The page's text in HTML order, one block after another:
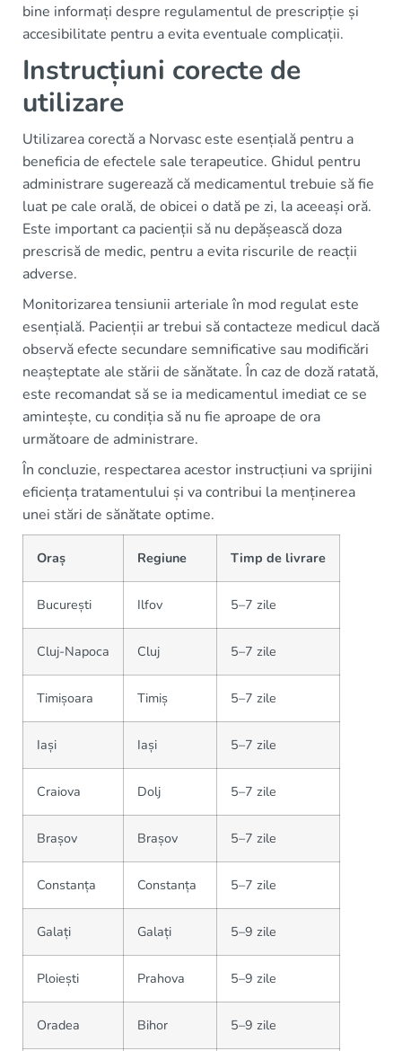
bine informați despre regulamentul de prescripție și
accesibilitate pentru a evita eventuale complicații.
Instrucțiuni corecte de
utilizare
Utilizarea corectă a Norvasc este esențială pentru a
beneficia de efectele sale terapeutice. Ghidul pentru
administrare sugerează că medicamentul trebuie să fie
luat pe cale orală, de obicei o dată pe zi, la aceeași oră.
Este important ca pacienții să nu depășească doza
prescrisă de medic, pentru a evita riscurile de reacții
adverse.
Monitorizarea tensiunii arteriale în mod regulat este
esențială. Pacienții ar trebui să contacteze medicul dacă
observă efecte secundare semnificative sau modificări
neașteptate ale stării de sănătate. În caz de doză ratată,
este recomandat să se ia medicamentul imediat ce se
amintește, cu condiția să nu fie aproape de ora
următoare de administrare.
În concluzie, respectarea acestor instrucțiuni va sprijini
eficiența tratamentului și va contribui la menținerea
unei stări de sănătate optime.
Oraș Regiune Timp de livrare
București Ilfov 5–7 zile
Cluj-Napoca Cluj 5–7 zile
Timișoara Timiș 5–7 zile
Iași Iași 5–7 zile
Craiova Dolj 5–7 zile
Brașov Brașov 5–7 zile
Constanța Constanța 5–7 zile
Galați Galați 5–9 zile
Ploiești Prahova 5–9 zile
Oradea Bihor 5–9 zile